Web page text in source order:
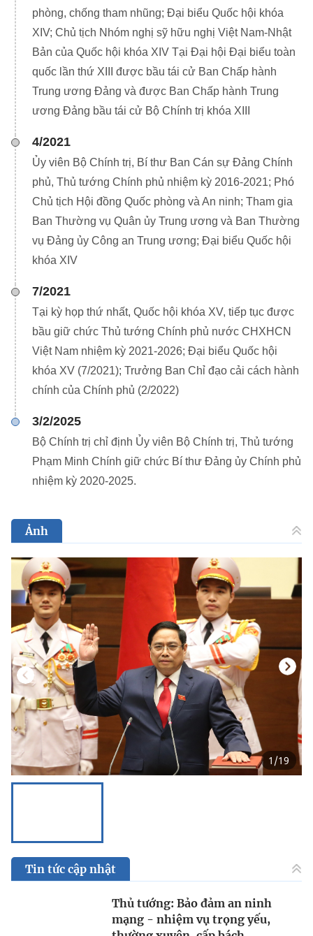
phòng, chống tham nhũng; Đại biểu Quốc hội khóa
XIV; Chủ tịch Nhóm nghị sỹ hữu nghị Việt Nam-Nhật
Bản của Quốc hội khóa XIV Tại Đại hội Đại biểu toàn
quốc lần thứ XIII được bầu tái cử Ban Chấp hành
Trung ương Đảng và được Ban Chấp hành Trung
ương Đảng bầu tái cử Bộ Chính trị khóa XIII
4/2021
Ủy viên Bộ Chính trị, Bí thư Ban Cán sự Đảng Chính
phủ, Thủ tướng Chính phủ nhiệm kỳ 2016-2021; Phó
Chủ tịch Hội đồng Quốc phòng và An ninh; Tham gia
Ban Thường vụ Quân ủy Trung ương và Ban Thường
vụ Đảng ủy Công an Trung ương; Đại biểu Quốc hội
khóa XIV
7/2021
Tại kỳ họp thứ nhất, Quốc hội khóa XV, tiếp tục được
bầu giữ chức Thủ tướng Chính phủ nước CHXHCN
Việt Nam nhiệm kỳ 2021-2026; Đại biểu Quốc hội
khóa XV (7/2021); Trưởng Ban Chỉ đạo cải cách hành
chính của Chính phủ (2/2022)
3/2/2025
Bộ Chính trị chỉ định Ủy viên Bộ Chính trị, Thủ tướng
Phạm Minh Chính giữ chức Bí thư Đảng ủy Chính phủ
nhiệm kỳ 2020-2025.
Ảnh
1 /19
Tin tức cập nhật
Thủ tướng: Bảo đảm an ninh
mạng - nhiệm vụ trọng yếu,